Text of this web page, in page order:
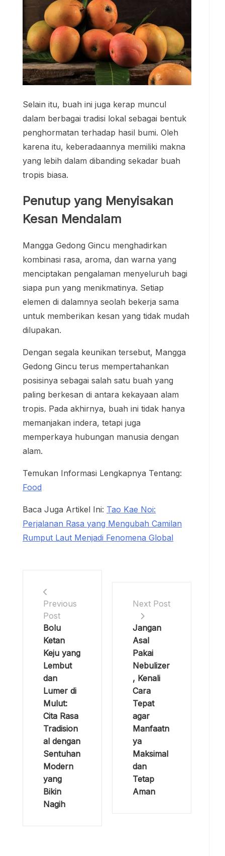
Selain itu, buah ini juga kerap muncul
dalam berbagai tradisi lokal sebagai bentuk
penghormatan terhadap hasil bumi. Oleh
karena itu, keberadaannya memiliki makna
yang lebih dalam dibanding sekadar buah
tropis biasa.
Penutup yang Menyisakan
Kesan Mendalam
Mangga Gedong Gincu menghadirkan
kombinasi rasa, aroma, dan warna yang
menciptakan pengalaman menyeluruh bagi
siapa pun yang menikmatinya. Setiap
elemen di dalamnya seolah bekerja sama
untuk memberikan kesan yang tidak mudah
dilupakan.
Dengan segala keunikan tersebut, Mangga
Gedong Gincu terus mempertahankan
posisinya sebagai salah satu buah yang
paling berkesan di antara kekayaan alam
tropis. Pada akhirnya, buah ini tidak hanya
memanjakan indera, tetapi juga
memperkaya hubungan manusia dengan
alam.
Temukan Informasi Lengkapnya Tentang:
Food
Baca Juga Artikel Ini: Tao Kae Noi:
Perjalanan Rasa yang Mengubah Camilan
Rumput Laut Menjadi Fenomena Global
Previous
Post
Bolu
Ketan
Keju yang
Lembut
dan
Lumer di
Mulut:
Cita Rasa
Tradision
al dengan
Sentuhan
Modern
yang
Bikin
Nagih
Next Post
Jangan
Asal
Pakai
Nebulizer
, Kenali
Cara
Tepat
agar
Manfaatn
ya
Maksimal
dan
Tetap
Aman